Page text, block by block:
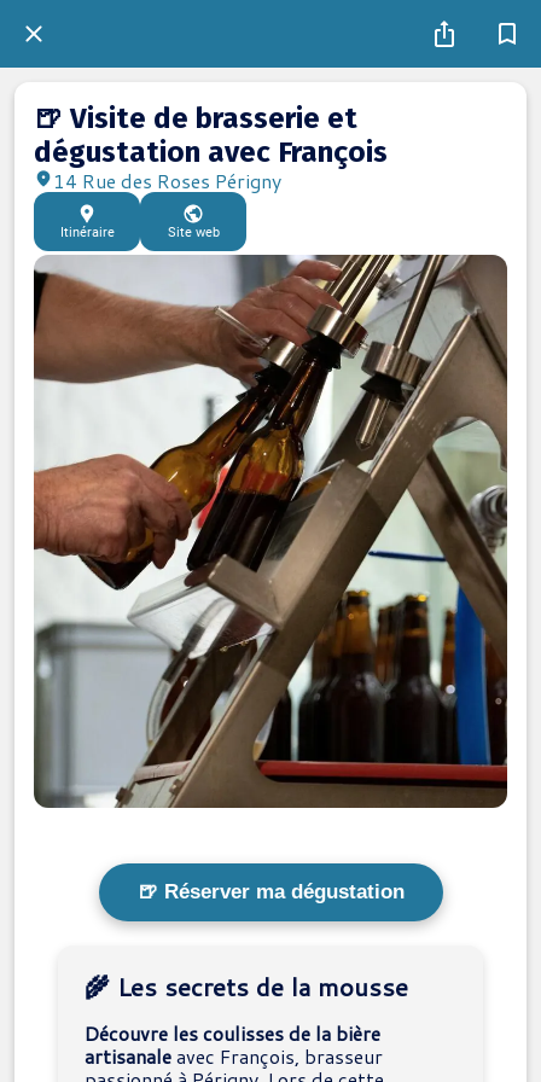
🍺 Visite de brasserie et
dégustation avec François
14 Rue des Roses Périgny
Itinéraire Site web
🍺 Réserver ma dégustation
🌾 Les secrets de la mousse
Découvre les coulisses de la bière
artisanaleavec François, brasseur